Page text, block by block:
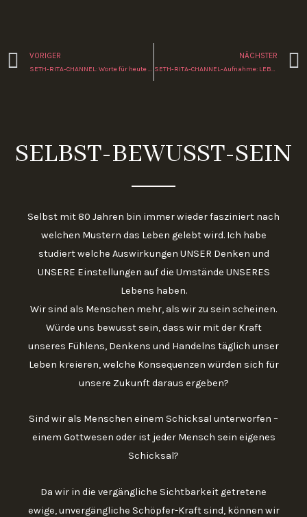
Zurück
VORIGER
SETH-RITA-CHANNEL: Worte für heute 26-03-14
NÄCHSTER
SETH-RITA-CHANNEL-Aufnahme: LEBE LEICHT UND SPIEL DEIN SPIEL 6
SELBST-BEWUSST-SEIN
Selbst mit 80 Jahren bin immer wieder fasziniert nach
welchen Mustern das Leben gelebt wird. Ich habe
studiert welche Auswirkungen UNSER Denken und
UNSERE Einstellungen auf die Umstände UNSERES
Lebens haben.
Wir sind als Menschen mehr, als wir zu sein scheinen.
Würde uns bewusst sein, dass wir mit der Kraft
unseres Fühlens, Denkens und Handelns täglich unser
Leben kreieren, welche Konsequenzen würden sich für
unsere Zukunft daraus ergeben?
Sind wir als Menschen einem Schicksal unterworfen –
einem Gottwesen oder ist jeder Mensch sein eigenes
Schicksal?
Da wir in die vergängliche Sichtbarkeit getretene
ewige, unvergängliche Schöpfer-Kraft sind, können wir